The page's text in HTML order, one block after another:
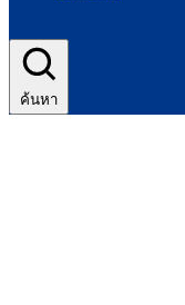
ค้นหา